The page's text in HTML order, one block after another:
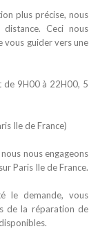
plus précise, nous
Ceci nous
vous guider vers une
de 9H00 à 22H00, 5
Ile de France)
nous engageons
Paris Ile de France.
le demande, vous
de la réparation de